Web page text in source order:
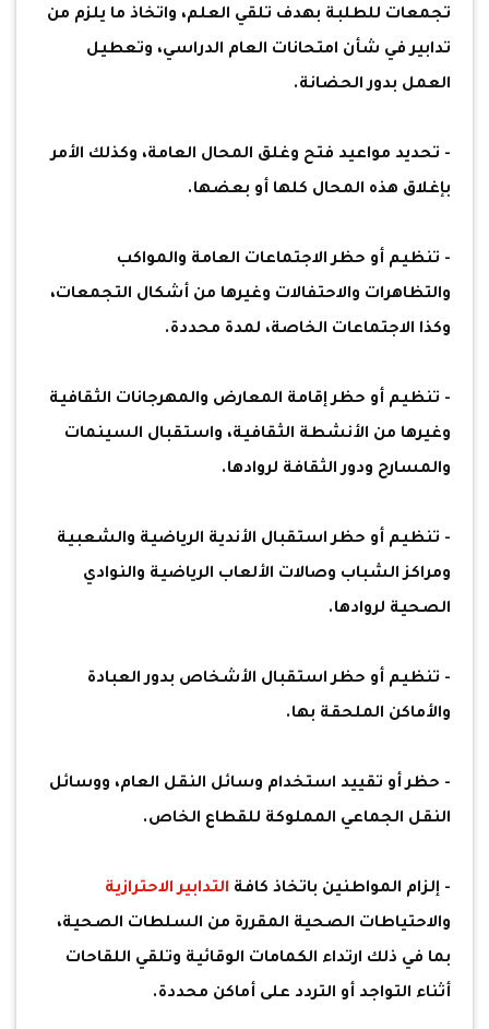
تجمعات للطلبة بهدف تلقي العلم، واتخاذ ما يلزم من
تدابير في شأن امتحانات العام الدراسي، وتعطيل
العمل بدور الحضانة.
- تحديد مواعيد فتح وغلق المحال العامة، وكذلك الأمر
بإغلاق هذه المحال كلها أو بعضها.
- تنظيم أو حظر الاجتماعات العامة والمواكب
والتظاهرات والاحتفالات وغيرها من أشكال التجمعات،
وكذا الاجتماعات الخاصة، لمدة محددة.
- تنظيم أو حظر إقامة المعارض والمهرجانات الثقافية
وغيرها من الأنشطة الثقافية، واستقبال السينمات
والمسارح ودور الثقافة لروادها.
- تنظيم أو حظر استقبال الأندية الرياضية والشعبية
ومراكز الشباب وصالات الألعاب الرياضية والنوادي
الصحية لروادها.
- تنظيم أو حظر استقبال الأشخاص بدور العبادة
والأماكن الملحقة بها.
- حظر أو تقييد استخدام وسائل النقل العام، ووسائل
النقل الجماعي المملوكة للقطاع الخاص.
- إلزام المواطنين باتخاذ كافة التدابير الاحترازية
والاحتياطات الصحية المقررة من السلطات الصحية،
بما في ذلك ارتداء الكمامات الوقائية وتلقي اللقاحات
أثناء التواجد أو التردد على أماكن محددة.